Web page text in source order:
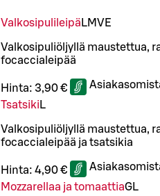
Valkosipulileipä LMVE
Valkosipuliöljyllä maustettua,
focaccialeipää
Hinta: 3,90 €
Tsatsiki L
Valkosipuliöljyllä maustettua,
focaccialeipää ja tsatsikia
Hinta: 4,90 €
Mozzarellaa ja tomaattiaGL